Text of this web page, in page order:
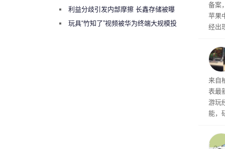
备案
苹果
经出
内
来自
表最
游玩
能，
训练
绕梁”利益分歧引发内部摩擦 长鑫存储被曝
曾将华为驻场工程师驱逐出研发基地
玩具“竹知了”视频被华为终端大规模投